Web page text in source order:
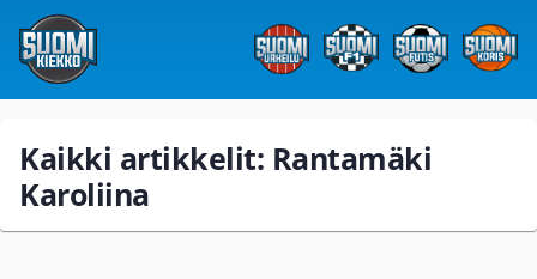
Kaikki artikkelit: Rantamäki
Karoliina